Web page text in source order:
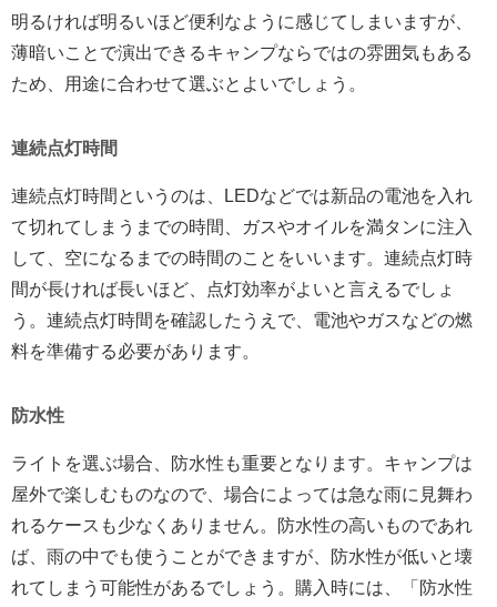
明るければ明るいほど便利なように感じてしまいますが、
薄暗いことで演出できるキャンプならではの雰囲気もある
ため、用途に合わせて選ぶとよいでしょう。
連続点灯時間
連続点灯時間というのは、LEDなどでは新品の電池を入れ
て切れてしまうまでの時間、ガスやオイルを満タンに注入
して、空になるまでの時間のことをいいます。連続点灯時
間が長ければ長いほど、点灯効率がよいと言えるでしょ
う。連続点灯時間を確認したうえで、電池やガスなどの燃
料を準備する必要があります。
防水性
ライトを選ぶ場合、防水性も重要となります。キャンプは
屋外で楽しむものなので、場合によっては急な雨に見舞わ
れるケースも少なくありません。防水性の高いものであれ
ば、雨の中でも使うことができますが、防水性が低いと壊
れてしまう可能性があるでしょう。購入時には、「防水性